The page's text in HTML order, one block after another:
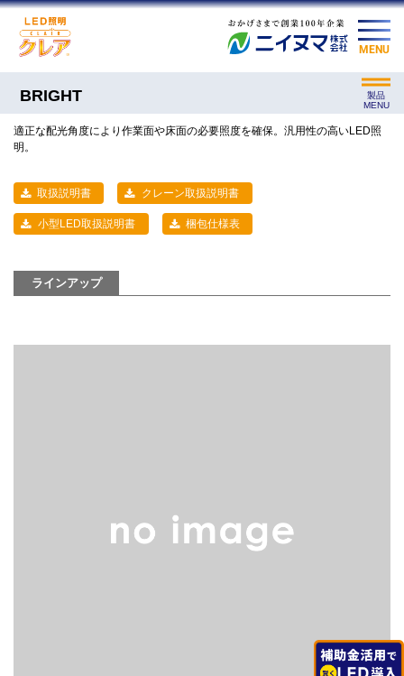
MENU
BRIGHT
製品
MENU
適正な配光角度により作業面や床面の必要照度を確保。汎用性の高いLED照
明。
取扱説明書 クレーン取扱説明書
小型LED取扱説明書 梱包仕様表
ラインアップ